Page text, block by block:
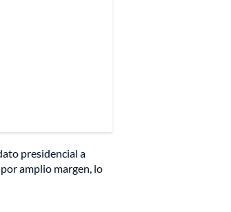
presidencial a
amplio margen, lo